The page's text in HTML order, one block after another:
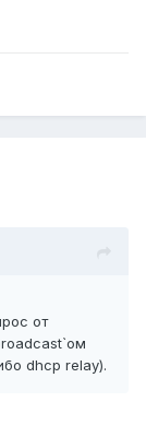
от
dhcp relay).